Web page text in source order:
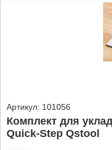
Артикул: 101056
Комплект для
Quick-Step Qstool